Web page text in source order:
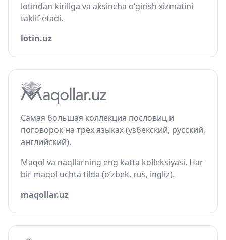
lotindan kirillga va aksincha o‘girish xizmatini
taklif etadi.
lotin.uz
Самая большая коллекция пословиц и
поговорок на трёх языках (узбекский, русский,
английский).
Maqol va naqllarning eng katta kolleksiyasi. Har
bir maqol uchta tilda (o‘zbek, rus, ingliz).
maqollar.uz